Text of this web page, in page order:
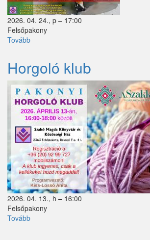
2026. 04. 24., p – 17:00
Felsőpakony
Tovább
Horgoló klub
2026. 04. 13., h – 16:00
Felsőpakony
Tovább